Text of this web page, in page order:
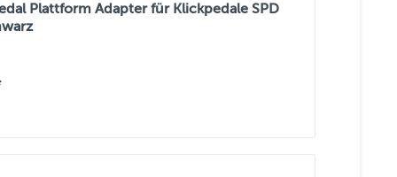
Plattform Adapter für Klickpedale SPD